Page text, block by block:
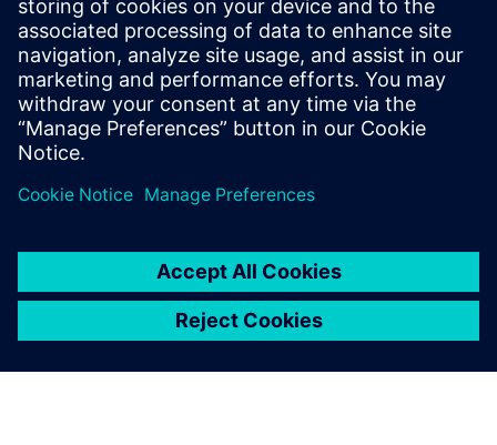
Forutsetninger
Ingen